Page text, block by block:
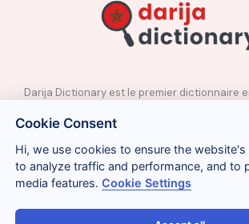
Darija Dictionary est le premier dictionnaire
📲Réseaux sociaux
🤝🏼Proposer des mots
Cookie Consent
Hi, we use cookies to ensure the
to analyze traffic and performance, and to
media features.Cookie Settings